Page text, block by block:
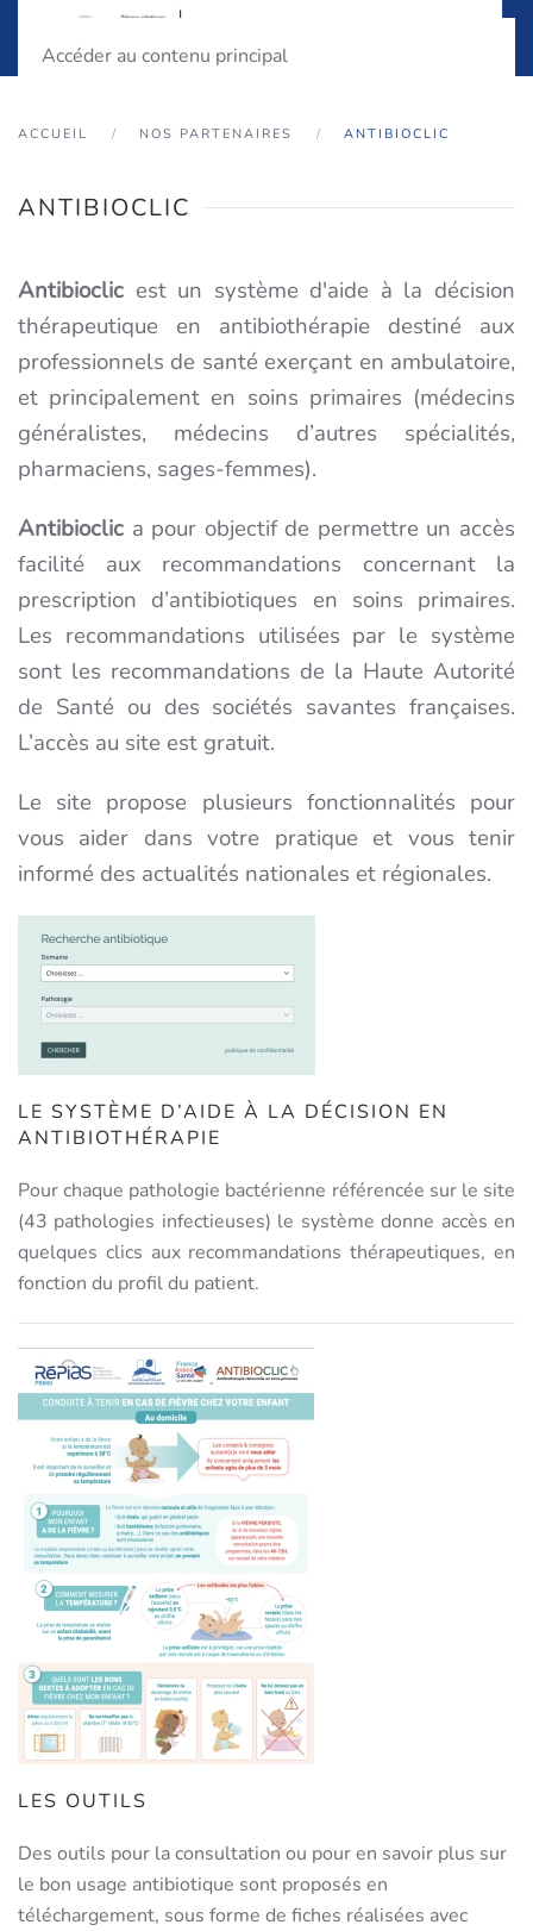
Accéder au contenu principal
ACCUEIL NOS PARTENAIRES ANTIBIOCLIC
ANTIBIOCLIC
Antibioclic est un système d'aide à la décision
thérapeutique en antibiothérapie destiné aux
professionnels de santé exerçant en ambulatoire,
et principalement en soins primaires (médecins
généralistes, médecins d’autres spécialités,
pharmaciens, sages-femmes).
Antibioclic a pour objectif de permettre un accès
facilité aux recommandations concernant la
prescription d’antibiotiques en soins primaires.
Les recommandations utilisées par le système
sont les recommandations de la Haute Autorité
de Santé ou des sociétés savantes françaises.
L’accès au site est gratuit.
Le site propose plusieurs fonctionnalités pour
vous aider dans votre pratique et vous tenir
informé des actualités nationales et régionales.
LE SYSTÈME D’AIDE À LA DÉCISION EN
ANTIBIOTHÉRAPIE
Pour chaque pathologie bactérienne référencée sur le site
(43 pathologies infectieuses) le système donne accès en
quelques clics aux recommandations thérapeutiques, en
fonction du profil du patient.
LES OUTILS
Des outils pour la consultation ou pour en savoir plus sur
le bon usage antibiotique sont proposés en
téléchargement, sous forme de fiches réalisées avec